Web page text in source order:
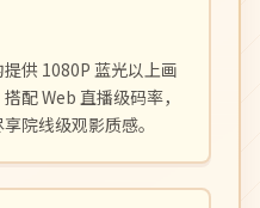
供 1080P 蓝光以上画
配 Web 直播级码率，
院线级观影质感。